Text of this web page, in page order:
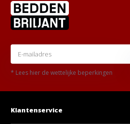
* Lees hier de wettelijke beperkingen
Klantenservice